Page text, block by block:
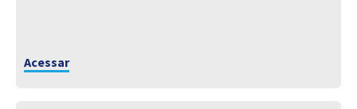
Acessar